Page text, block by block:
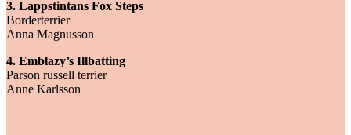
3. Lappstintans Fox Steps
Borderterrier
Anna Magnusson
4. Emblazy’s Illbatting
Parson russell terrier
Anne Karlsson